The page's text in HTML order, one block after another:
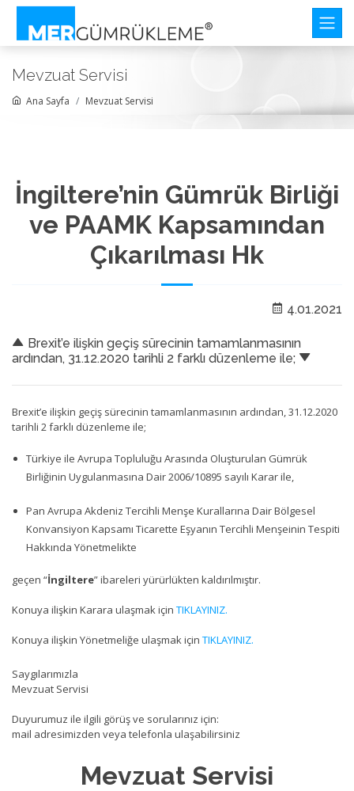
Mevzuat Servisi
Ana Sayfa Mevzuat Servisi
Mevzuat Servisi
İngiltere’nin Gümrük Birliği
ve PAAMK Kapsamından
Çıkarılması Hk
4.01.2021
Brexit’e ilişkin geçiş sürecinin tamamlanmasının
ardından, 31.12.2020 tarihli 2 farklı düzenleme ile;
Brexit’e ilişkin geçiş sürecinin tamamlanmasının ardından, 31.12.2020
tarihli 2 farklı düzenleme ile;
Türkiye ile Avrupa Topluluğu Arasında Oluşturulan Gümrük
Birliğinin Uygulanmasına Dair 2006/10895 sayılı Karar ile,
Pan Avrupa Akdeniz Tercihli Menşe Kurallarına Dair Bölgesel
Konvansiyon Kapsamı Ticarette Eşyanın Tercihli Menşeinin Tespiti
Hakkında Yönetmelikte
geçen “İngiltere” ibareleri yürürlükten kaldırılmıştır.
Konuya ilişkin Karara ulaşmak için TIKLAYINIZ.
Konuya ilişkin Yönetmeliğe ulaşmak için TIKLAYINIZ.
Saygılarımızla
Mevzuat Servisi
Duyurumuz ile ilgili görüş ve sorularınız için:
mail adresimizden veya telefonla ulaşabilirsiniz